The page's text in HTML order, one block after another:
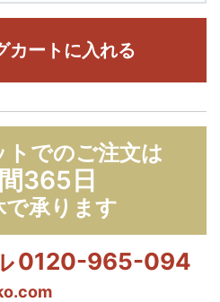
カートに入れる
でのご注文は
365日
で承ります
0120-965-094